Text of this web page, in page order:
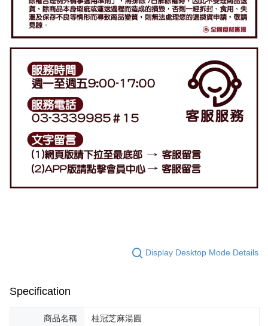
Display Desktop Mode Details
Specification
商品名稱 桂冠芝麻湯圓